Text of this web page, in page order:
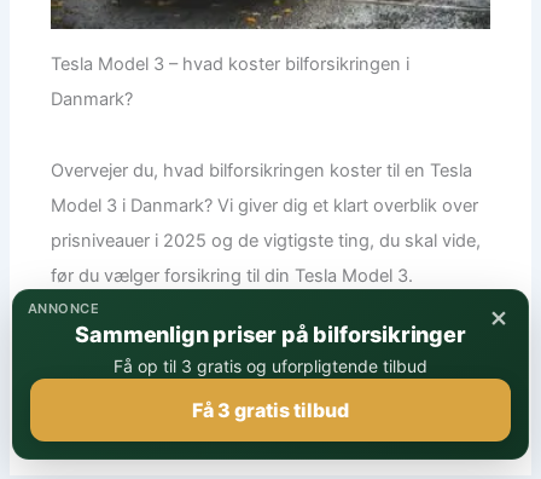
Tesla Model 3 – hvad koster bilforsikringen i
Danmark?
Overvejer du, hvad bilforsikringen koster til en Tesla
Model 3 i Danmark? Vi giver dig et klart overblik over
prisniveauer i 2025 og de vigtigste ting, du skal vide,
før du vælger forsikring til din Tesla Model 3.
×
ANNONCE
Sammenlign priser på bilforsikringer
Få op til 3 gratis og uforpligtende tilbud
Få 3 gratis tilbud